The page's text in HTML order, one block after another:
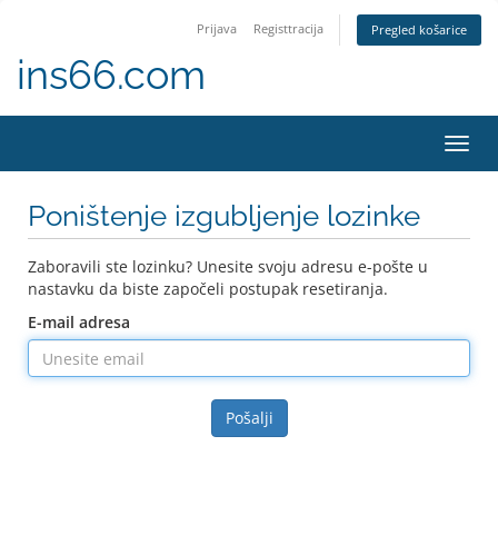
Prijava Registtracija Pregled košarice
ins66.com
Poništenje izgubljenje lozinke
Zaboravili ste lozinku? Unesite svoju adresu e-pošte u
nastavku da biste započeli postupak resetiranja.
E-mail adresa
Pošalji